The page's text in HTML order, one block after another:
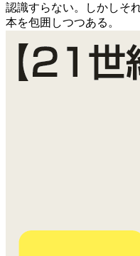
認識すらない。しかしそ
本を包囲しつつある。